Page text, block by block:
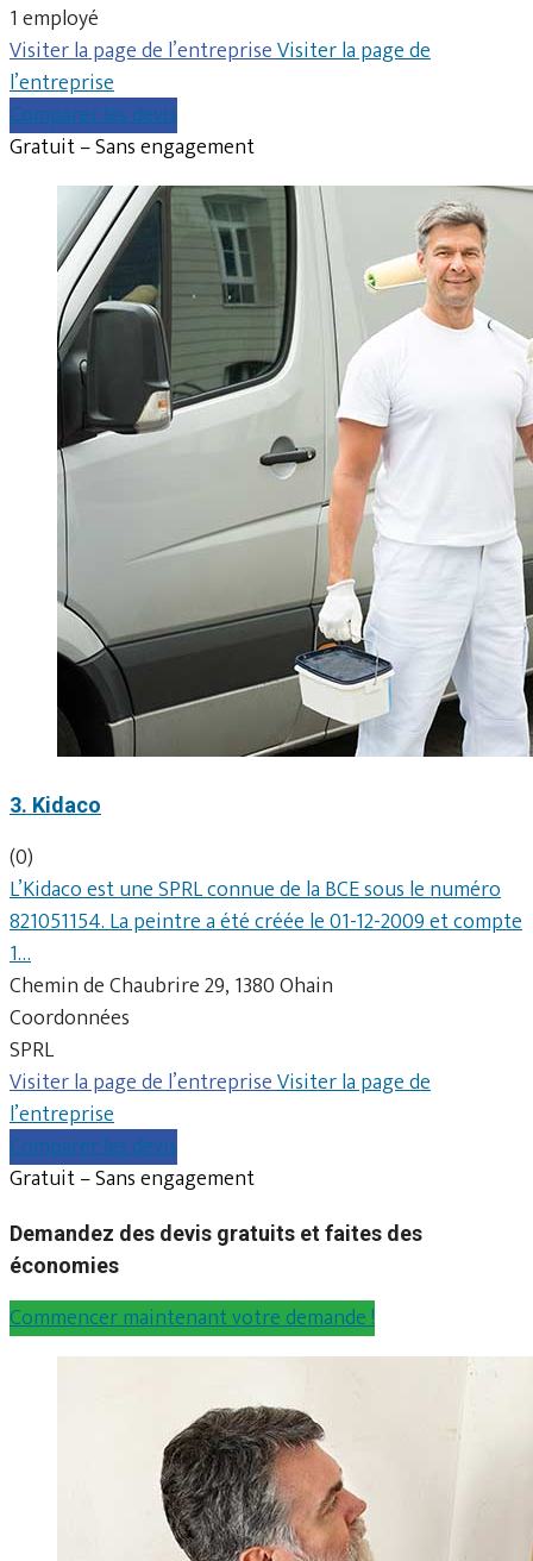
1 employé
Visiter la page de l’entrepriseVisiter la page de
l’entreprise
Comparer les devis
Gratuit – Sans engagement
3. Kidaco
(0)
L’Kidaco est une SPRL connue de la BCE sous le numéro
821051154. La peintre a été créée le 01-12-2009 et compte
1…
Chemin de Chaubrire 29, 1380 Ohain
Coordonnées
SPRL
Visiter la page de l’entrepriseVisiter la page de
l’entreprise
Comparer les devis
Gratuit – Sans engagement
Demandez des devis gratuits et faites des
économies
Commencer maintenant votre demande !